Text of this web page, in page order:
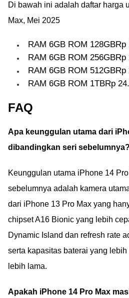
Di bawah ini adalah daftar harga
Max, Mei 2025
RAM 6GB ROM 128GBRp
RAM 6GB ROM 256GBRp
RAM 6GB ROM 512GBRp
RAM 6GB ROM 1TBRp
FAQ
Apa keunggulan utama dari
dibandingkan seri sebelumnya?
Keunggulan utama iPhone 14
sebelumnya adalah kamera
dari iPhone 13 Pro Max yang
chipset A16 Bionic yang lebih
Dynamic Island dan refresh rate
serta kapasitas baterai yang
lebih lama.
Apakah iPhone 14 Pro Max